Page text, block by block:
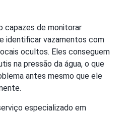
capazes de monitorar
identificar vazamentos com
ocultos. Eles conseguem
na pressão da água, o que
antes mesmo que ele
especializado em